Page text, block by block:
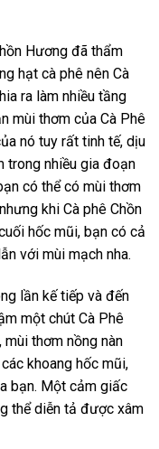
Hương đã thẩm
hạt cà phê nên Cà
ra làm nhiều tầng
mùi thơm của Cà Phê
nó tuy rất tinh tế, dịu
trong nhiều gia đoạn
có thể có mùi thơm
khi Cà phê Chồn
hốc mũi, bạn có cả
với mùi mạch nha.
lần kế tiếp và đến
một chút Cà Phê
thơm nồng nàn
khoang hốc mũi,
bạn. Một cảm giấc
thể diễn tả được xâm